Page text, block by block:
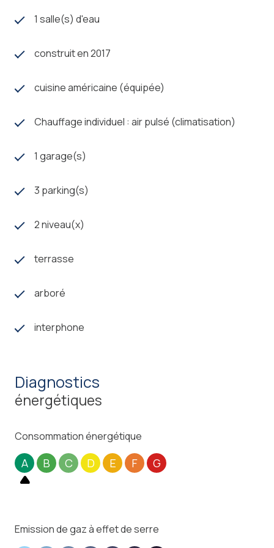
elle séduit par son calme et sa qualité de vie. Un lieu
commodités.
retrouvez nous, dès maintenant dans notre agence
DMC Immobilier, et découvrez Tous nos biens avant
ZA Pompignal 31190 MIREMONT.
Les informations sur les risques auxquels ce bien est
1 salle(s) d'eau
construit en 2017
cuisine américaine (équipée)
Chauffage individuel : air pulsé (climatisation)
1 garage(s)
3 parking(s)
2 niveau(x)
terrasse
arboré
interphone
diagnostics
énergétiques
Consommation énergétique
A B C D E F G
Emission de gaz à effet de serre